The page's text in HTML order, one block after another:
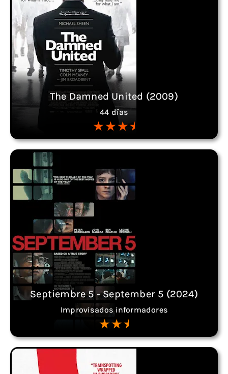
The Damned United (2009)
44 días
Septiembre 5 - September 5 (2024)
Improvisados informadores